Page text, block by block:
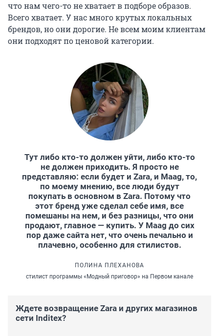
что нам чего-то не хватает в подборе образов.
Всего хватает. У нас много крутых локальных
брендов, но они дорогие. Не всем моим клиентам
они подходят по ценовой категории.
Тут либо кто-то должен уйти, либо кто-то
не должен приходить. Я просто не
представляю: если будет и Zara, и Maag, то,
по моему мнению, все люди будут
покупать в основном в Zara. Потому что
этот бренд уже сделал себе имя, все
помешаны на нем, и без разницы, что они
продают, главное — купить. У Maag до сих
пор даже сайта нет, что очень печально и
плачевно, особенно для стилистов.
ПОЛИНА ПЛЕХАНОВА
стилист программы «Модный приговор» на Первом канале
Ждете возвращение Zara и других магазинов
сети Inditex?